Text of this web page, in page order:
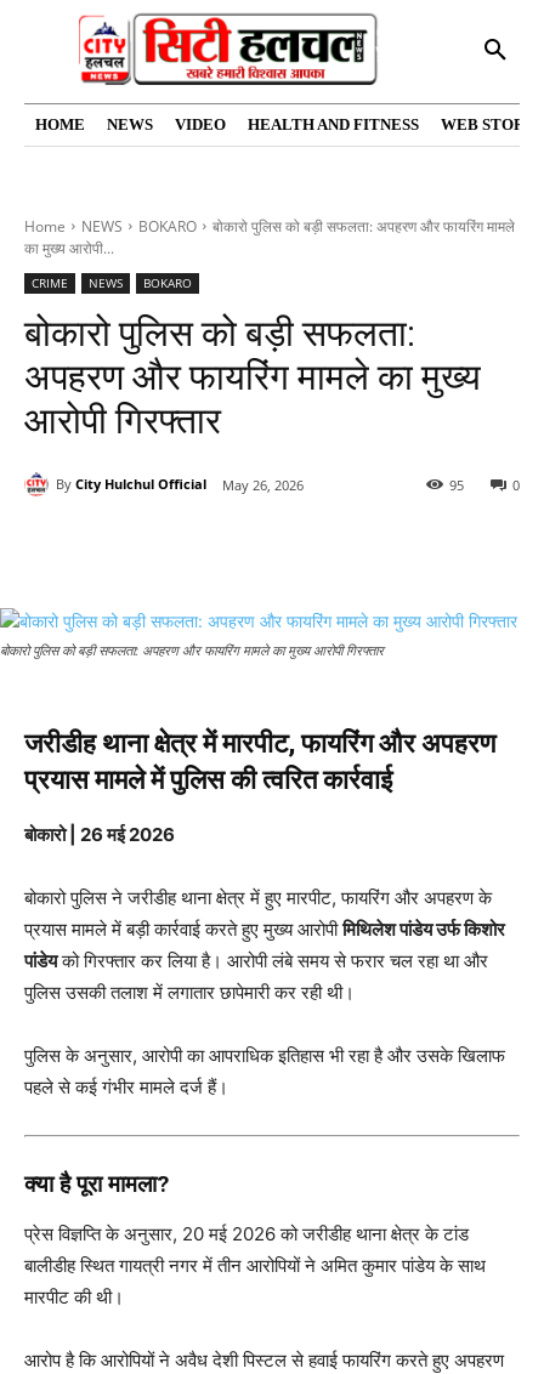
HOME NEWS VIDEO HEALTH AND FITNESS WEB
Home NEWS BOKARO
बोकारो पुलिस को बड़ी सफलता: अपहरण और फायरिंग मामले
का मुख्य आरोपी...
CRIME NEWS BOKARO
बोकारो पुलिस को बड़ी सफलता:
अपहरण और फायरिंग मामले का मुख्य
आरोपी गिरफ्तार
By City Hulchul Official May 26, 2026 0
95
बोकारो पुलिस को बड़ी सफलता: अपहरण और फायरिंग मामले का मुख्य आरोपी गिरफ्तार
जरीडीह थाना क्षेत्र में मारपीट, फायरिंग और अपहरण
प्रयास मामले में पुलिस की त्वरित कार्रवाई
बोकारो | 26 मई 2026
बोकारो पुलिस ने जरीडीह थाना क्षेत्र में हुए मारपीट, फायरिंग और अपहरण के
प्रयास मामले में बड़ी कार्रवाई करते हुए मुख्य आरोपीमिथिलेश पांडेय उर्फ किशोर
पांडेयको गिरफ्तार कर लिया है। आरोपी लंबे समय से फरार चल रहा था और
पुलिस उसकी तलाश में लगातार छापेमारी कर रही थी।
पुलिस के अनुसार, आरोपी का आपराधिक इतिहास भी रहा है और उसके खिलाफ
पहले से कई गंभीर मामले दर्ज हैं।
क्या है पूरा मामला?
प्रेस विज्ञप्ति के अनुसार, 20 मई 2026 को जरीडीह थाना क्षेत्र के टांड
बालीडीह स्थित गायत्री नगर में तीन आरोपियों ने अमित कुमार पांडेय के साथ
मारपीट की थी।
आरोप है कि आरोपियों ने अवैध देशी पिस्टल से हवाई फायरिंग करते हुए अपहरण